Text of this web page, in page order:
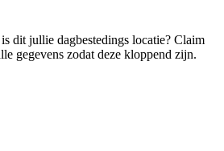
dit jullie dagbestedings locatie? Claim
gegevens zodat deze kloppend zijn.